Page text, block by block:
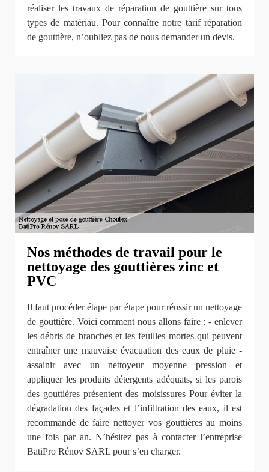
réaliser les travaux de réparation de gouttière sur tous
types de matériau. Pour connaître notre tarif réparation
de gouttière, n’oubliez pas de nous demander un devis.
Nos méthodes de travail pour le
nettoyage des gouttières zinc et
PVC
Il faut procéder étape par étape pour réussir un nettoyage
de gouttière. Voici comment nous allons faire : - enlever
les débris de branches et les feuilles mortes qui peuvent
entraîner une mauvaise évacuation des eaux de pluie -
assainir avec un nettoyeur moyenne pression et
appliquer les produits détergents adéquats, si les parois
des gouttières présentent des moisissures Pour éviter la
dégradation des façades et l’infiltration des eaux, il est
recommandé de faire nettoyer vos gouttières au moins
une fois par an. N’hésitez pas à contacter l’entreprise
BatiPro Rénov SARL pour s’en charger.